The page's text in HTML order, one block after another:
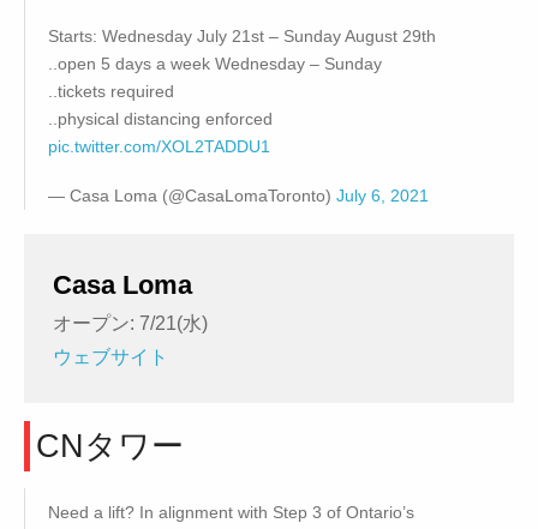
Starts: Wednesday July 21st – Sunday August 29th
..open 5 days a week Wednesday – Sunday
..tickets required
..physical distancing enforced
pic.twitter.com/XOL2TADDU1
— Casa Loma (@CasaLomaToronto) July 6, 2021
Casa Loma
オープン: 7/21(水)
ウェブサイト
CNタワー
Need a lift? In alignment with Step 3 of Ontario’s